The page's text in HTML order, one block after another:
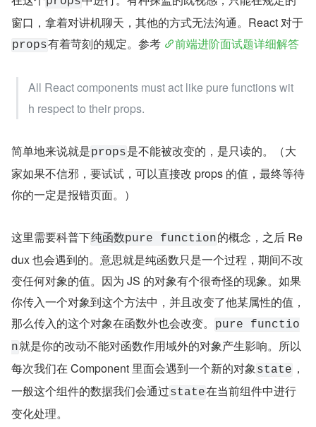
窗口，拿着对讲机聊天，其他的方式无法沟通。React 对于
props有着苛刻的规定。参考 前端进阶面试题详细解答
All React components must act like pure functions wit
h respect to their props.
简单地来说就是props是不能被改变的，是只读的。（大
家如果不信邪，要试试，可以直接改 props 的值，最终等待
你的一定是报错页面。）
这里需要科普下纯函数pure function的概念，之后 Re
dux 也会遇到的。意思就是纯函数只是一个过程，期间不改
变任何对象的值。因为 JS 的对象有个很奇怪的现象。如果
你传入一个对象到这个方法中，并且改变了他某属性的值，
那么传入的这个对象在函数外也会改变。
pure functio
n就是你的改动不能对函数作用域外的对象产生影响。所以
每次我们在 Component 里面会遇到一个新的对象state ，
一般这个组件的数据我们会通过state在当前组件中进行
变化处理。